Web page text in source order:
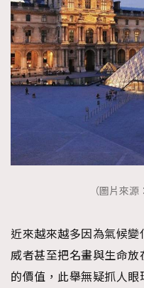
（圖片來源
近來越來越多因為氣候
威者甚至把名畫與生命
的價值，此舉無疑抓人